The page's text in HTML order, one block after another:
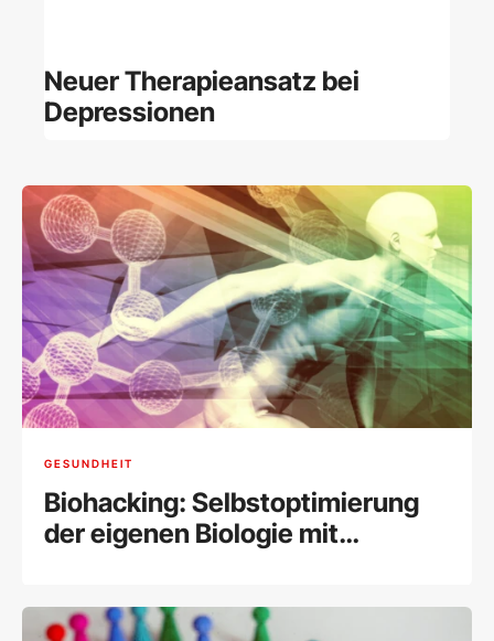
Neuer Therapieansatz bei
Depressionen
GESUNDHEIT
Biohacking: Selbstoptimierung
der eigenen Biologie mit